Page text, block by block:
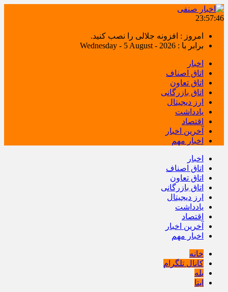
23:57:46
امروز : افزونه جلالی را نصب کنید.
برابر با : Wednesday - 5 August - 2026
اخبار
اتاق اصناف
اتاق تعاون
اتاق بازرگانی
ارز دیجیتال
یادداشت
اقتصاد
آخرین اخبار
اخبار مهم
اخبار
اتاق اصناف
اتاق تعاون
اتاق بازرگانی
ارز دیجیتال
یادداشت
اقتصاد
آخرین اخبار
اخبار مهم
خانه
کانال تلگرام
بله
ایتا